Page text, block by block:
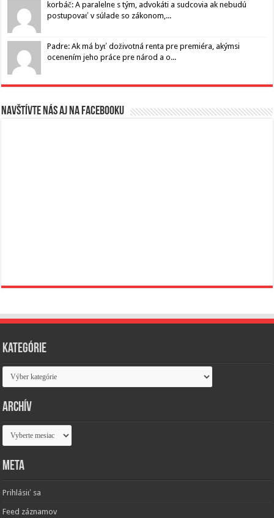
korbáč: A paralelne s tým, advokáti a sudcovia ak nebudú
postupovať v súlade so zákonom,...
Padre: Ak má byť doživotná renta pre premiéra, akýmsi
ocenením jeho práce pre národ a o...
Navštívte nás aj na Facebooku
Kategórie
Kategórie
Archív
Archív
Meta
Prihlásiť sa
Feed záznamov